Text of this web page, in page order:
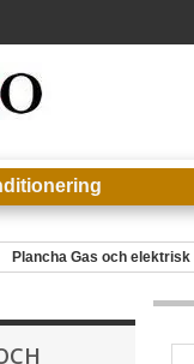
Plancha Gas och elektrisk